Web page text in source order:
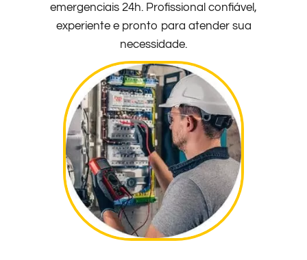
emergenciais 24h. Profissional confiável,
experiente e pronto para atender sua
necessidade.